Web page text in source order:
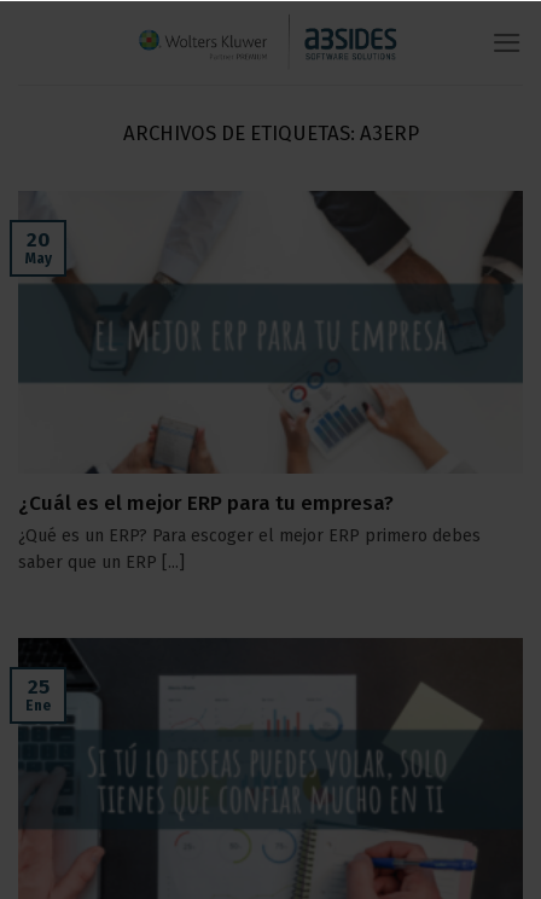
ARCHIVOS DE ETIQUETAS: A3ERP
¿Cuál es el mejor ERP para tu empresa?
¿Qué es un ERP? Para escoger el mejor ERP primero debes
saber que un ERP [...]
20
May
25
Ene